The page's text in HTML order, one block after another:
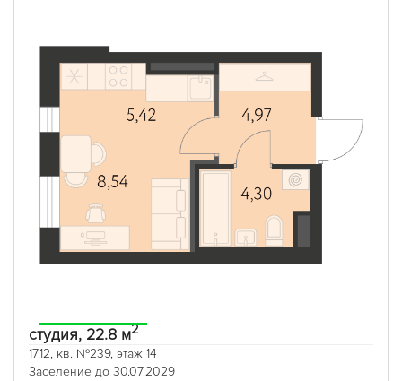
студия, 22.8 м2
17.12, кв. №239, этаж 14
Заселение до 30.07.2029